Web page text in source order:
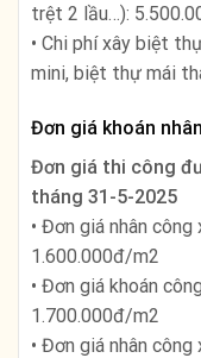
trệt 2 lầu…):
• Chi phí xây biệt
mini, biệt thự mái
Đơn giá khoán
Đơn giá thi công
tháng 31-5-2025
• Đơn giá nhân
1.600.000đ/m2
• Đơn giá khoán
1.700.000đ/m2
• Đơn giá nhân